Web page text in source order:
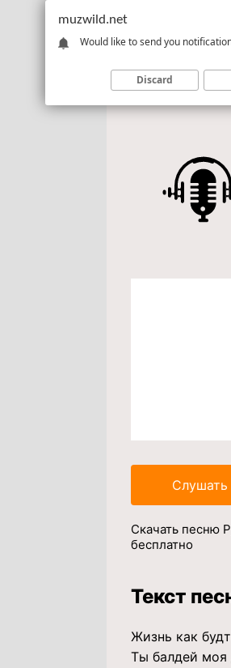
Слушать
Скачать песню
бесплатно
Текст
Жизнь как
Ты балдей моя
muzwild.net
Would like to send you
Discard